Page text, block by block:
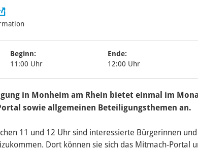
Beginn:
11:00 Uhr
Ende:
12:00 Uhr
in Monheim am Rhein bietet einmal im
sowie allgemeinen Beteiligungsthemen an.
11 und 12 Uhr sind interessierte Bürgerinnen und
Dort können sie sich das Mitmach-Portal